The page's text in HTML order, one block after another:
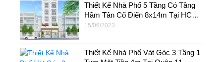
Thiết Kế Nhà Phố 5 Tầng Có Tầng
Hầm Tân Cổ Điển 8x14m Tại HCM
– NP72
15/06/2023
Thiết Kế Nhà Phố Vát Góc 3 Tầng 1